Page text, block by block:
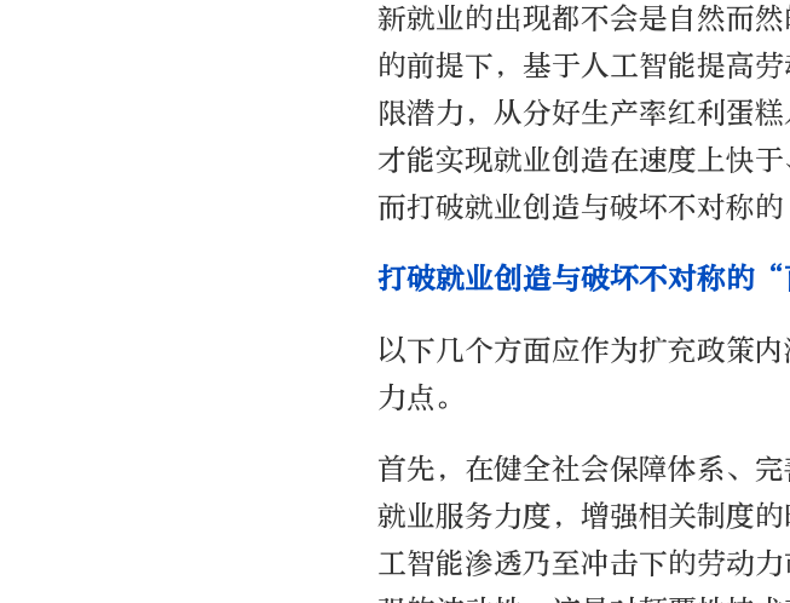
新就业的出现都不会是自然而
的前提下，基于人工智能提高
限潜力，从分好生产率红利蛋
才能实现就业创造在速度上快
而打破就业创造与破坏不对称
打破就业创造与破坏不对称的“
以下几个方面应作为扩充政策
力点。
首先，在健全社会保障体系、
就业服务力度，增强相关制度
工智能渗透乃至冲击下的劳动